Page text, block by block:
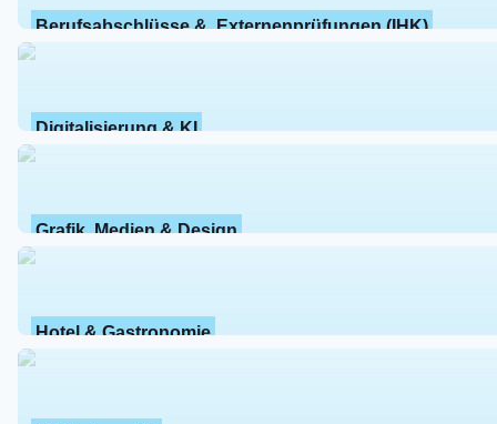
Berufsabschlüsse &  Externenprüfungen (IHK)
Digitalisierung & KI
Grafik, Medien & Design
Hotel & Gastronomie